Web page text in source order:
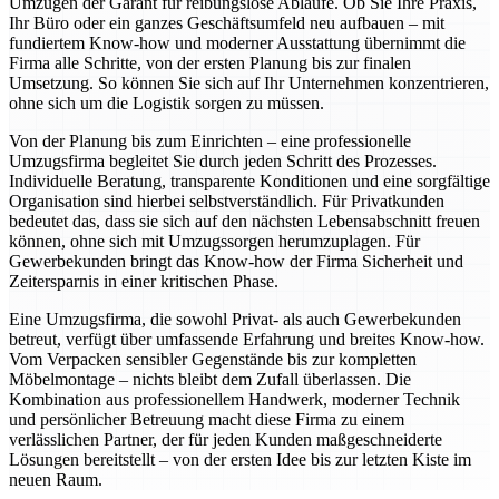
Ihr Büro oder ein ganzes Geschäftsumfeld neu aufbauen – mit
fundiertem Know-how und moderner Ausstattung übernimmt die
Firma alle Schritte, von der ersten Planung bis zur finalen
Umsetzung. So können Sie sich auf Ihr Unternehmen konzentrieren,
ohne sich um die Logistik sorgen zu müssen.
Von der Planung bis zum Einrichten – eine professionelle
Umzugsfirma begleitet Sie durch jeden Schritt des Prozesses.
Individuelle Beratung, transparente Konditionen und eine sorgfältige
Organisation sind hierbei selbstverständlich. Für Privatkunden
bedeutet das, dass sie sich auf den nächsten Lebensabschnitt freuen
können, ohne sich mit Umzugssorgen herumzuplagen. Für
Gewerbekunden bringt das Know-how der Firma Sicherheit und
Zeitersparnis in einer kritischen Phase.
Eine Umzugsfirma, die sowohl Privat- als auch Gewerbekunden
betreut, verfügt über umfassende Erfahrung und breites Know-how.
Vom Verpacken sensibler Gegenstände bis zur kompletten
Möbelmontage – nichts bleibt dem Zufall überlassen. Die
Kombination aus professionellem Handwerk, moderner Technik
und persönlicher Betreuung macht diese Firma zu einem
verlässlichen Partner, der für jeden Kunden maßgeschneiderte
Lösungen bereitstellt – von der ersten Idee bis zur letzten Kiste im
neuen Raum.